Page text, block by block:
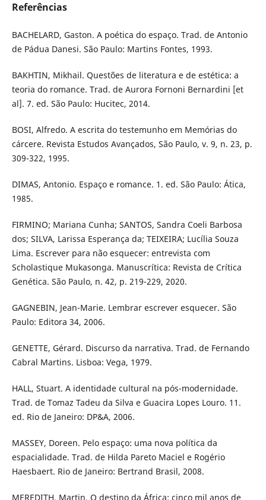
Referências
BACHELARD, Gaston. A poética do espaço. Trad. de Antonio
de Pádua Danesi. São Paulo: Martins Fontes, 1993.
BAKHTIN, Mikhail. Questões de literatura e de estética: a
teoria do romance. Trad. de Aurora Fornoni Bernardini [et
al]. 7. ed. São Paulo: Hucitec, 2014.
BOSI, Alfredo. A escrita do testemunho em Memórias do
cárcere. Revista Estudos Avançados, São Paulo, v. 9, n. 23, p.
309-322, 1995.
DIMAS, Antonio. Espaço e romance. 1. ed. São Paulo: Ática,
1985.
FIRMINO; Mariana Cunha; SANTOS, Sandra Coeli Barbosa
dos; SILVA, Larissa Esperança da; TEIXEIRA; Lucília Souza
Lima. Escrever para não esquecer: entrevista com
Scholastique Mukasonga. Manuscrítica: Revista de Crítica
Genética. São Paulo, n. 42, p. 219-229, 2020.
GAGNEBIN, Jean-Marie. Lembrar escrever esquecer. São
Paulo: Editora 34, 2006.
GENETTE, Gérard. Discurso da narrativa. Trad. de Fernando
Cabral Martins. Lisboa: Vega, 1979.
HALL, Stuart. A identidade cultural na pós-modernidade.
Trad. de Tomaz Tadeu da Silva e Guacira Lopes Louro. 11.
ed. Rio de Janeiro: DP&A, 2006.
MASSEY, Doreen. Pelo espaço: uma nova política da
espacialidade. Trad. de Hilda Pareto Maciel e Rogério
Haesbaert. Rio de Janeiro: Bertrand Brasil, 2008.
MEREDITH, Martin. O destino da África: cinco mil anos de